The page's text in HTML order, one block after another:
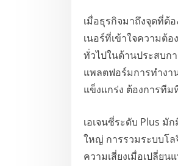
เมื่อธุรกิจมาถึงจุดที่ต้
เนอร์ที่เข้าใจความต้อ
ทั่วไปในด้านประสบก
แพลตฟอร์มการทำงา
แข็งแกร่ง ต้องการที
เอเจนซี่ระดับ Plus
ใหญ่ การรวมระบบโ
ความเสี่ยงเมื่อเปลี่ย